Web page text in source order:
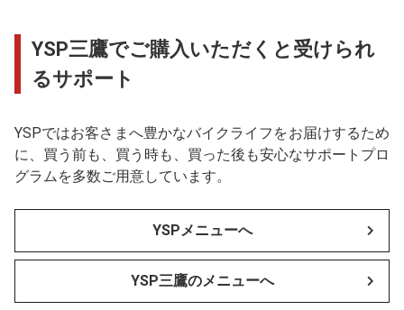
YSP三鷹でご購入いただくと受けられ
るサポート
YSPではお客さまへ豊かなバイクライフをお届けするため
に、買う前も、買う時も、買った後も安心なサポートプロ
グラムを多数ご用意しています。
YSPメニューへ
YSP三鷹のメニューへ